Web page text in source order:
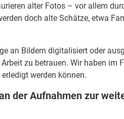
alter Fotos – vor allem
doch alte Schätze, etwa
an Bildern digitalisiert oder
zu betrauen. Wir haben im
werden können.
der Aufnahmen zur